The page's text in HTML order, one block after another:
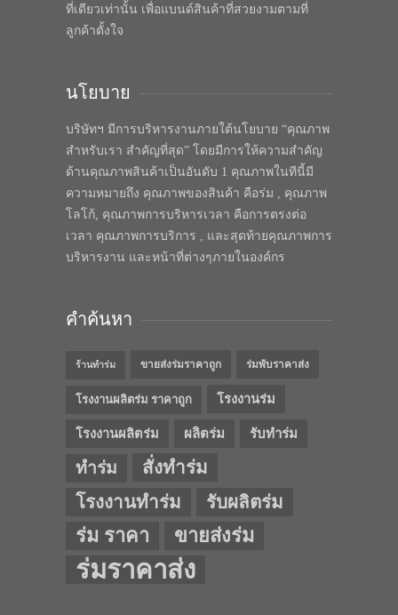
ที่เดียวเท่านั้น เพื่อแบนด์สินค้าที่สวยงามตามที่
ลูกค้าตั้งใจ
นโยบาย
บริษัทฯ มีการบริหารงานภายใต้นโยบาย “คุณภาพ
สำหรับเรา สำคัญที่สุด” โดยมีการให้ความสำคัญ
ด้านคุณภาพสินค้าเป็นอันดับ 1 คุณภาพในทีนี้มี
ความหมายถึง คุณภาพของสินค้า คือร่ม , คุณภาพ
โลโก้, คุณภาพการบริหารเวลา คือการตรงต่อ
เวลา คุณภาพการบริการ , และสุดท้ายคุณภาพการ
บริหารงาน และหน้าที่ต่างๆภายในองค์กร
คำค้นหา
ร้านทำร่ม ขายส่งร่มราคาถูก ร่มพับราคาส่ง
โรงงานผลิตร่ม ราคาถูก โรงงานร่ม
โรงงานผลิตร่ม ผลิตร่ม รับทำร่ม
ทำร่ม
สั่งทำร่ม
โรงงานทำร่ม
รับผลิตร่ม
ร่ม ราคา ขายส่งร่ม
ร่มราคาส่ง